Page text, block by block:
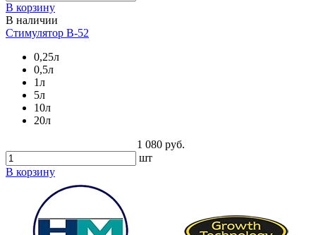
В корзину
В наличии
Стимулятор B-52
0,25л
0,5л
1л
5л
10л
20л
1 080 руб.
шт
В корзину